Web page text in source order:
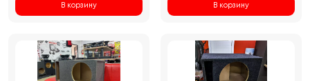
В корзину В корзину